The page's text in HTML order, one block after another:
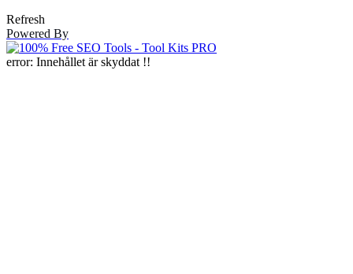
Refresh
Powered By
error: Innehållet är skyddat !!